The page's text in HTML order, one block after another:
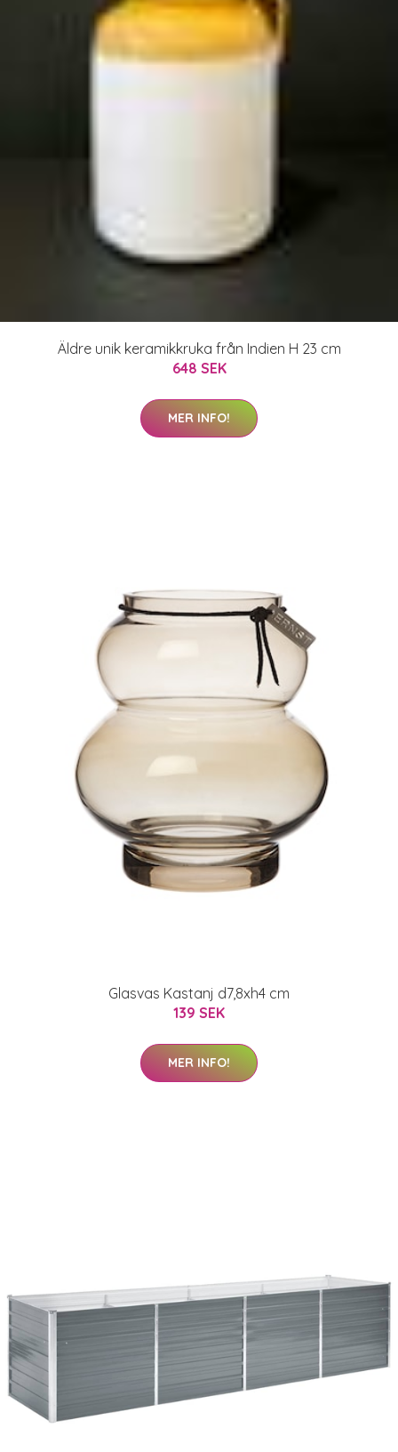
Äldre unik keramikkruka från Indien H 23 cm
648 SEK
MER INFO!
Glasvas Kastanj d7,8xh4 cm
139 SEK
MER INFO!